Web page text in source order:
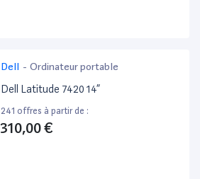
Dell - Ordinateur portable
Dell Latitude 7420 14”
241 offres à partir de :
310,00 €